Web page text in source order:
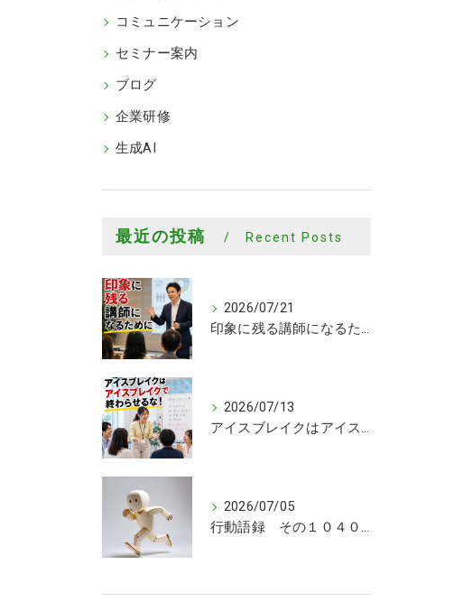
コミュニケーション
セミナー案内
ブログ
企業研修
生成AI
最近の投稿 Recent Posts
2026/07/21
印象に残る講師になるために
2026/07/13
アイスブレイクはアイスブレイクで終わらせるな！
2026/07/05
行動語録 その１０４０ 行動あるのみ！